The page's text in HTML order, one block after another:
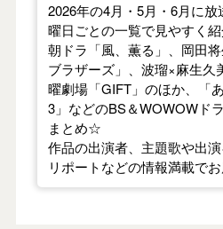
2026年の4月・5月・6月に
曜日ごとの一覧で見やすく紹
朝ドラ「風、薫る」、岡田
ブラザーズ」、波瑠×麻生久
曜劇場「GIFT」のほか、「
3」などのBS＆WOWOWド
まとめ☆
作品の出演者、主題歌や出
リポートなどの情報満載でお